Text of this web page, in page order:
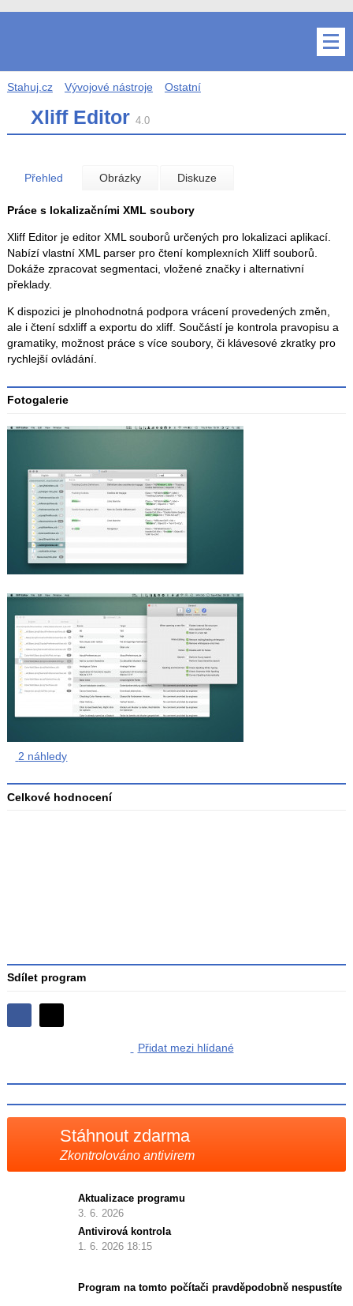
Stahuj.cz Vývojové nástroje Ostatní
Xliff Editor 4.0
Přehled Obrázky Diskuze
Práce s lokalizačními XML soubory
Xliff Editor je editor XML souborů určených pro lokalizaci aplikací.
Nabízí vlastní XML parser pro čtení komplexních Xliff souborů.
Dokáže zpracovat segmentaci, vložené značky i alternativní
překlady.
K dispozici je plnohodnotná podpora vrácení provedených změn,
ale i čtení sdxliff a exportu do xliff. Součástí je kontrola pravopisu a
gramatiky, možnost práce s více soubory, či klávesové zkratky pro
rychlejší ovládání.
Fotogalerie
2 náhledy
Celkové hodnocení
Sdílet program
Sdílejte
X
Přidat mezi hlídané
Stáhnout zdarma
Zkontrolováno antivirem
Aktualizace programu
3. 6. 2026
Antivirová kontrola
1. 6. 2026 18:15
Program na tomto počítači pravděpodobně nespustíte